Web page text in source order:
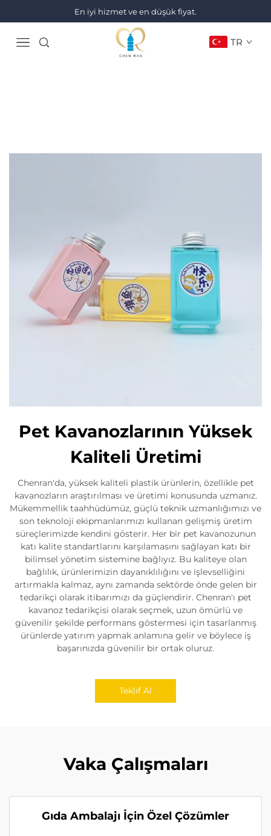
En iyi hizmet ve en düşük fiyat.
TR
Pet Kavanozlarının Yüksek
Kaliteli Üretimi
Chenran'da, yüksek kaliteli plastik ürünlerin, özellikle pet
kavanozların araştırılması ve üretimi konusunda uzmanız.
Mükemmellik taahhüdümüz, güçlü teknik uzmanlığımızı ve
son teknoloji ekipmanlarımızı kullanan gelişmiş üretim
süreçlerimizde kendini gösterir. Her bir pet kavanozunun
katı kalite standartlarını karşılamasını sağlayan katı bir
bilimsel yönetim sistemine bağlıyız. Bu kaliteye olan
bağlılık, ürünlerimizin dayanıklılığını ve işlevselliğini
artırmakla kalmaz, aynı zamanda sektörde önde gelen bir
tedarikçi olarak itibarımızı da güçlendirir. Chenran'ı pet
kavanoz tedarikçisi olarak seçmek, uzun ömürlü ve
güvenilir şekilde performans göstermesi için tasarlanmış
ürünlerde yatırım yapmak anlamına gelir ve böylece iş
başarınızda güvenilir bir ortak oluruz.
Teklif Al
Vaka Çalışmaları
Gıda Ambalajı İçin Özel Çözümler